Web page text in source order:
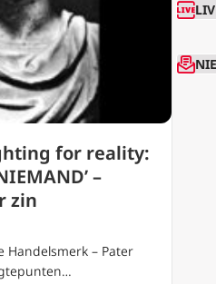
for reality:
–
zin
Handelsmerk – Pater